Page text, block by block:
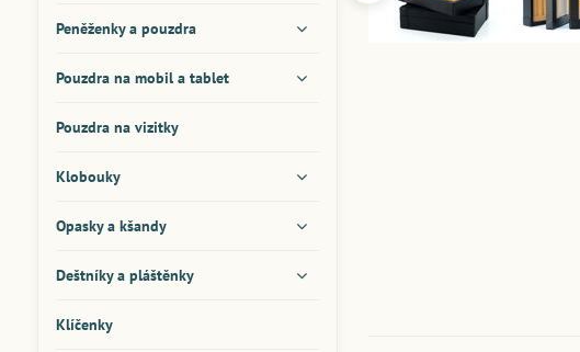
Peněženky a pouzdra
Pouzdra na mobil a tablet
Pouzdra na vizitky
Klobouky
Opasky a kšandy
Deštníky a pláštěnky
Klíčenky